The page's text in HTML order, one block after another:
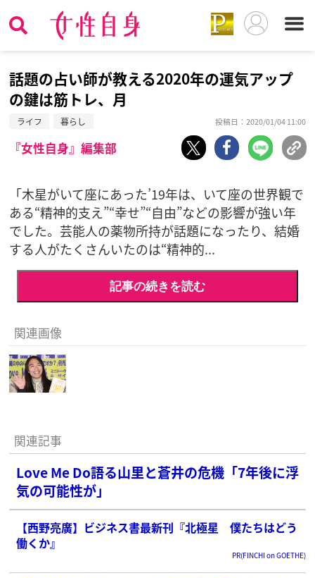
話題の占い師が教える2020年の運気アップ
の鍵は筋トレ、月
ライフ 暮らし 投稿日：2020/01/04 11:00
『女性自身』編集部
「木星がいて座にあった’19年は、いて座の世界観で
ある“精神的支え”“幸せ”“自由”などの影響が強い年
でした。芸能人の薬物所持が話題になったり、結婚
する人がたくさんいたのは“精神的...
記事の続きを読む
関連画像
関連記事
Love Me Do語る山里と蒼井の危機「7年後に浮
気の可能性が」
【西野亮廣】ビジネス書最新刊『北極星 僕たちはどう
働くか』
PR(FINCHI on GOETHE)